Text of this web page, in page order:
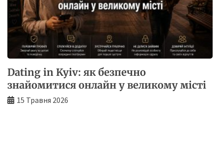
Dating in Kyiv: як безпечно
знайомитися онлайн у великому місті
15 Травня 2026